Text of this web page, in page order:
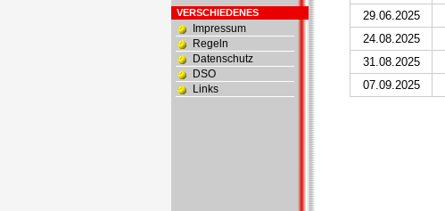
VERSCHIEDENES
Impressum
Regeln
Datenschutz
DSO
Links
29.06.2025
24.08.2025
31.08.2025
07.09.2025